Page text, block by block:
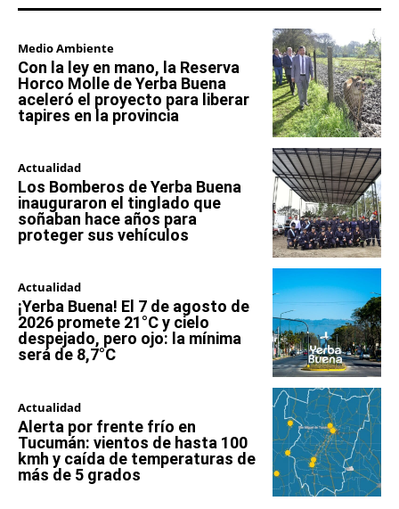
Medio Ambiente
Con la ley en mano, la Reserva
Horco Molle de Yerba Buena
aceleró el proyecto para liberar
tapires en la provincia
Actualidad
Los Bomberos de Yerba Buena
inauguraron el tinglado que
soñaban hace años para
proteger sus vehículos
Actualidad
¡Yerba Buena! El 7 de agosto de
2026 promete 21°C y cielo
despejado, pero ojo: la mínima
será de 8,7°C
Actualidad
Alerta por frente frío en
Tucumán: vientos de hasta 100
kmh y caída de temperaturas de
más de 5 grados